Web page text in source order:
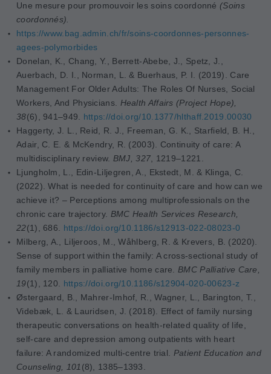
Une mesure pour promouvoir les soins coordonné (Soins
coordonnés).
https://www.bag.admin.ch/fr/soins-coordonnes-personnes-
agees-polymorbides
Donelan, K., Chang, Y., Berrett-Abebe, J., Spetz, J.,
Auerbach, D. I., Norman, L. & Buerhaus, P. I. (2019). Care
Management For Older Adults: The Roles Of Nurses, Social
Workers, And Physicians. Health Affairs (Project Hope),
38(6), 941–949. https://doi.org/10.1377/hlthaff.2019.00030
Haggerty, J. L., Reid, R. J., Freeman, G. K., Starfield, B. H.,
Adair, C. E. & McKendry, R. (2003). Continuity of care: A
multidisciplinary review. BMJ, 327, 1219–1221.
Ljungholm, L., Edin-Liljegren, A., Ekstedt, M. & Klinga, C.
(2022). What is needed for continuity of care and how can we
achieve it? – Perceptions among multiprofessionals on the
chronic care trajectory. BMC Health Services Research,
22(1), 686. https://doi.org/10.1186/s12913-022-08023-0
Milberg, A., Liljeroos, M., Wåhlberg, R. & Krevers, B. (2020).
Sense of support within the family: A cross-sectional study of
family members in palliative home care.BMC Palliative Care,
19(1), 120. https://doi.org/10.1186/s12904-020-00623-z
Østergaard, B., Mahrer-Imhof, R., Wagner, L., Barington, T.,
Videbæk, L. & Lauridsen, J. (2018). Effect of family nursing
therapeutic conversations on health-related quality of life,
self-care and depression among outpatients with heart
failure: A randomized multi-centre trial. Patient Education and
Counseling, 101(8), 1385–1393.